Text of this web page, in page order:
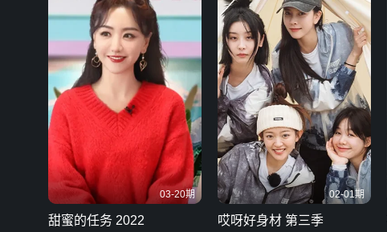
03-20期
甜蜜的任务 2022
02-01期
哎呀好身材 第三季